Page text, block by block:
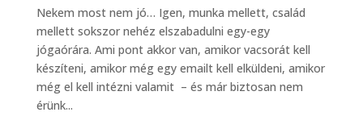
Nekem most nem jó… Igen, munka mellett, család
mellett sokszor nehéz elszabadulni egy-egy
jógaórára. Ami pont akkor van, amikor vacsorát kell
készíteni, amikor még egy emailt kell elküldeni, amikor
még el kell intézni valamit – és már biztosan nem
érünk...